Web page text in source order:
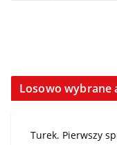
Losowo wybrane
Turek. Pierwszy